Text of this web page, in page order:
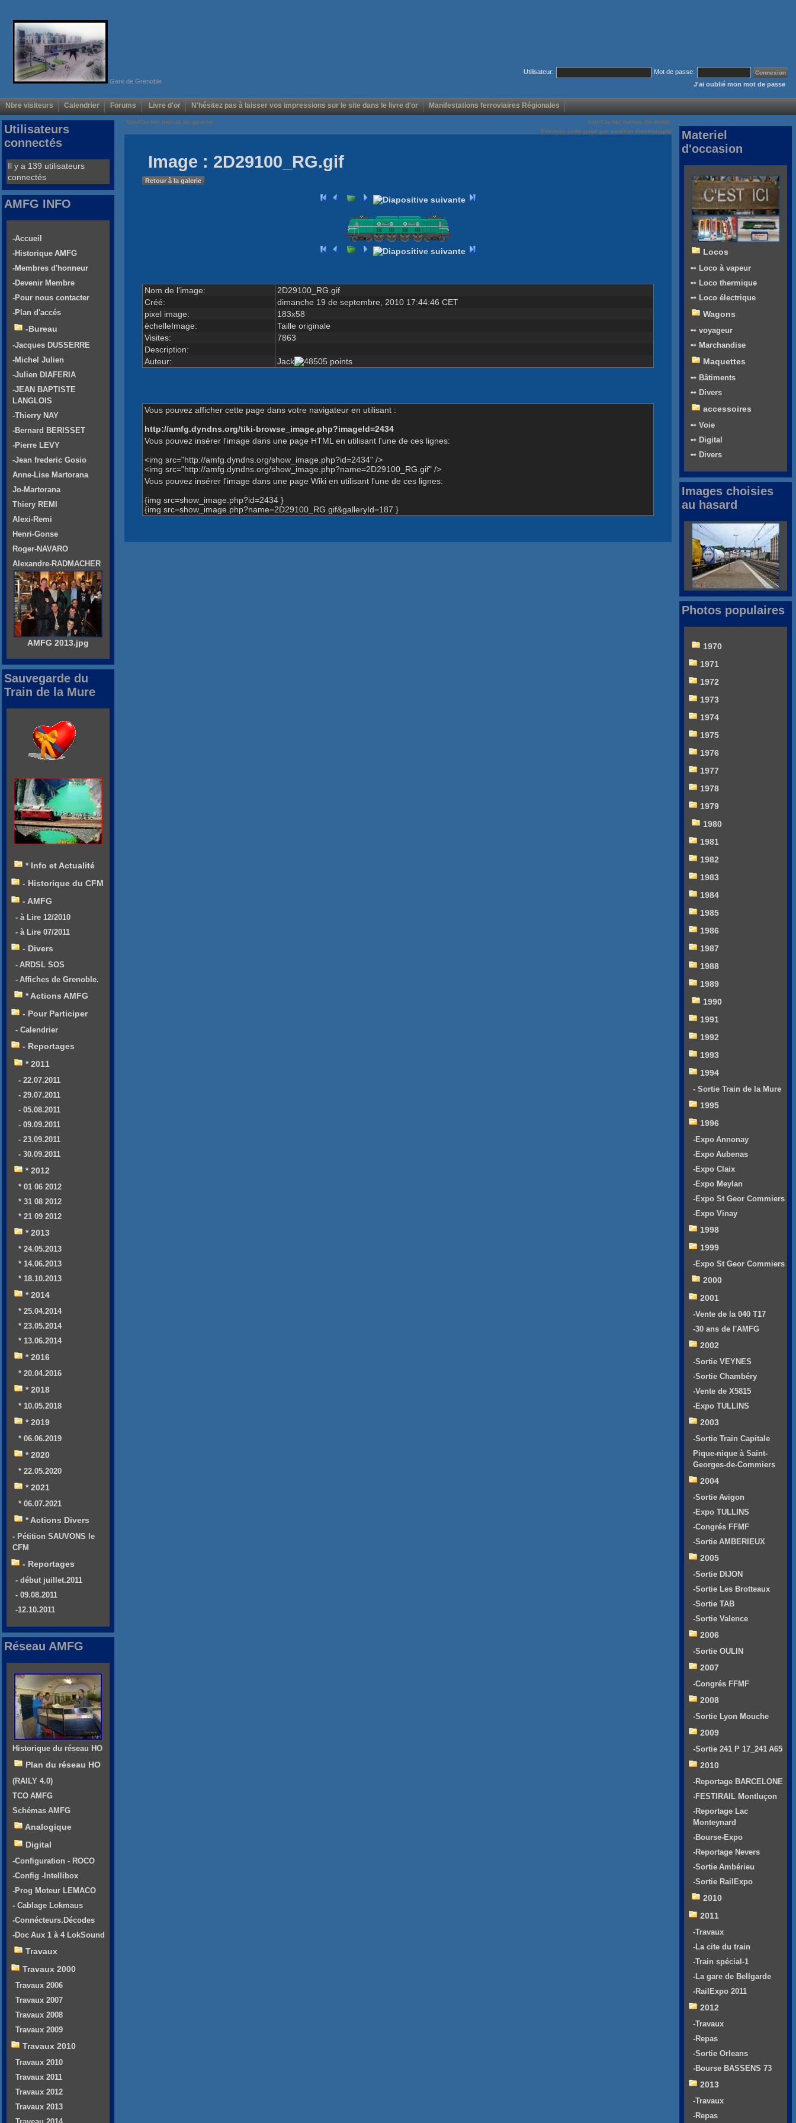
Gare de Grenoble
Utilisateur:
Mot de passe:
J'ai oublié mon mot de passe
Nbre visiteurs Calendrier Forums Livre d'or N'hésitez pas à laisser vos impressions sur le site dans le livre d'or Manifestations ferroviaires Régionales
Voir/Cacher menus de gauche
Voir/Cacher menus de droite
Envoyez cette page par courrier électronique
Image : 2D29100_RG.gif
Retour à la galerie
Nom de l'image:
2D29100_RG.gif
Créé:
dimanche 19 de septembre, 2010 17:44:46 CET
pixel image:
183x58
échelleImage:
Taille originale
Visites:
7863
Description:
Auteur:
Jack
Vous pouvez afficher cette page dans votre navigateur en utilisant :
http://amfg.dyndns.org/tiki-browse_image.php?imageId=2434
Vous pouvez insérer l'image dans une page HTML en utilisant l'une de ces lignes:
<img src="http://amfg.dyndns.org/show_image.php?id=2434" />
<img src="http://amfg.dyndns.org/show_image.php?name=2D29100_RG.gif" />
Vous pouvez insérer l'image dans une page Wiki en utilisant l'une de ces lignes:
{img src=show_image.php?id=2434 }
{img src=show_image.php?name=2D29100_RG.gif&galleryId=187 }
Utilisateurs
connectés
Il y a 139 utilisateurs
connectés
AMFG INFO
-Accueil
-Historique AMFG
-Membres d'honneur
-Devenir Membre
-Pour nous contacter
-Plan d'accés
-Bureau
-Jacques DUSSERRE
-Michel Julien
-Julien DIAFERIA
-JEAN BAPTISTE
LANGLOIS
-Thierry NAY
-Bernard BERISSET
-Pierre LEVY
-Jean frederic Gosio
Anne-Lise Martorana
Jo-Martorana
Thiery REMI
Alexi-Remi
Henri-Gonse
Roger-NAVARO
Alexandre-RADMACHER
AMFG 2013.jpg
Sauvegarde du
Train de la Mure
* Info et Actualité
- Historique du CFM
- AMFG
- à Lire 12/2010
- à Lire 07/2011
- Divers
- ARDSL SOS
- Affiches de Grenoble.
* Actions AMFG
- Pour Participer
- Calendrier
- Reportages
* 2011
- 22.07.2011
- 29.07.2011
- 05.08.2011
- 09.09.2011
- 23.09.2011
- 30.09.2011
* 2012
* 01 06 2012
* 31 08 2012
* 21 09 2012
* 2013
* 24.05.2013
* 14.06.2013
* 18.10.2013
* 2014
* 25.04.2014
* 23.05.2014
* 13.06.2014
* 2016
* 20.04.2016
* 2018
* 10.05.2018
* 2019
* 06.06.2019
* 2020
* 22.05.2020
* 2021
* 06.07.2021
* Actions Divers
- Pétition SAUVONS le
CFM
- Reportages
- début juillet.2011
- 09.08.2011
-12.10.2011
Réseau AMFG
Historique du réseau HO
Plan du réseau HO
(RAILY 4.0)
TCO AMFG
Schémas AMFG
Analogique
Digital
-Configuration - ROCO
-Config -Intellibox
-Prog Moteur LEMACO
- Cablage Lokmaus
-Connécteurs.Décodes
-Doc Aux 1 à 4 LokSound
Travaux
Travaux 2000
Travaux 2006
Travaux 2007
Travaux 2008
Travaux 2009
Travaux 2010
Travaux 2010
Travaux 2011
Travaux 2012
Travaux 2013
Materiel
d'occasion
Locos
➻ Loco à vapeur
➻ Loco thermique
➻ Loco électrique
Wagons
➻ voyageur
➻ Marchandise
Maquettes
➻ Bâtiments
➻ Divers
accessoires
➻ Voie
➻ Digital
➻ Divers
Images choisies
au hasard
Photos populaires
1970
1971
1972
1973
1974
1975
1976
1977
1978
1979
1980
1981
1982
1983
1984
1985
1986
1987
1988
1989
1990
1991
1992
1993
1994
- Sortie Train de la Mure
1995
1996
-Expo Annonay
-Expo Aubenas
-Expo Claix
-Expo Meylan
-Expo St Geor Commiers
-Expo Vinay
1998
1999
-Expo St Geor Commiers
2000
2001
-Vente de la 040 T17
-30 ans de l'AMFG
2002
-Sortie VEYNES
-Sortie Chambéry
-Vente de X5815
-Expo TULLINS
2003
-Sortie Train Capitale
Pique-nique à Saint-
Georges-de-Commiers
2004
-Sortie Avigon
-Expo TULLINS
-Congrés FFMF
-Sortie AMBERIEUX
2005
-Sortie DIJON
-Sortie Les Brotteaux
-Sortie TAB
-Sortie Valence
2006
-Sortie OULIN
2007
-Congrés FFMF
2008
-Sortie Lyon Mouche
2009
-Sortie 241 P 17_241 A65
2010
-Reportage BARCELONE
-FESTIRAIL Montluçon
-Reportage Lac
Monteynard
-Bourse-Expo
-Reportage Nevers
-Sortie Ambérieu
-Sortie RailExpo
2010
2011
-Travaux
-La cite du train
-Train spécial-1
-La gare de Bellgarde
-RailExpo 2011
2012
-Travaux
-Repas
-Sortie Orleans
-Bourse BASSENS 73
2013
-Travaux
-Repas